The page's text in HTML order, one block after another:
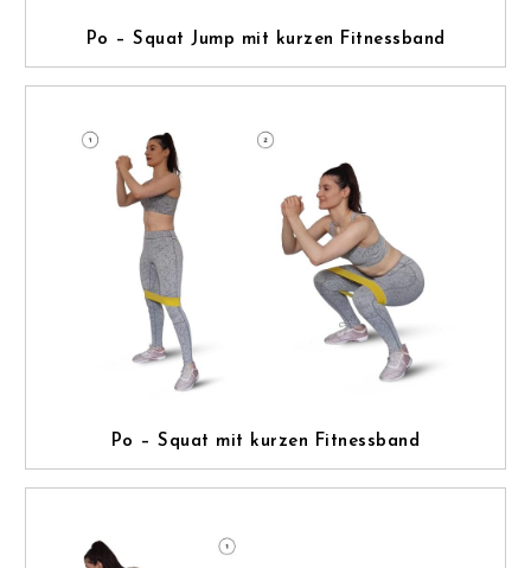
Po – Squat Jump mit kurzen Fitnessband
Po – Squat mit kurzen Fitnessband